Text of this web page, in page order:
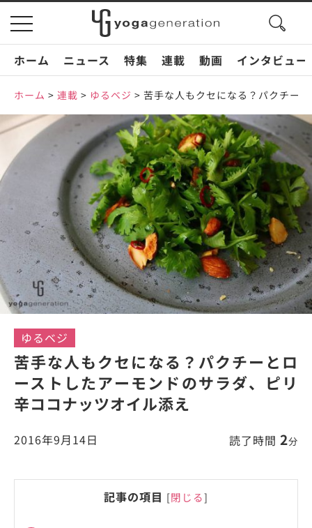
toggle
navigation
search
ホーム
ニュース 特集 連載 動画 インタビュー
ホーム > 連載 > ゆるベジ > 苦手な人もクセになる？パクチー
ゆるベジ
苦手な人もクセになる？パクチーとロ
ーストしたアーモンドのサラダ、ピリ
辛ココナッツオイル添え
2016年9月14日 読了時間 2分
記事の項目 [閉じる]